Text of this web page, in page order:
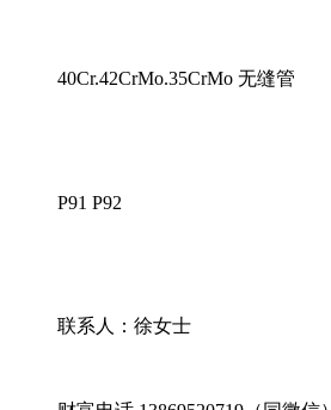
40Cr.42CrMo.35CrMo 无缝管
P91 P92
联系人：徐女士